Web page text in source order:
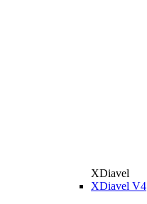
XDiavel
XDiavel V4